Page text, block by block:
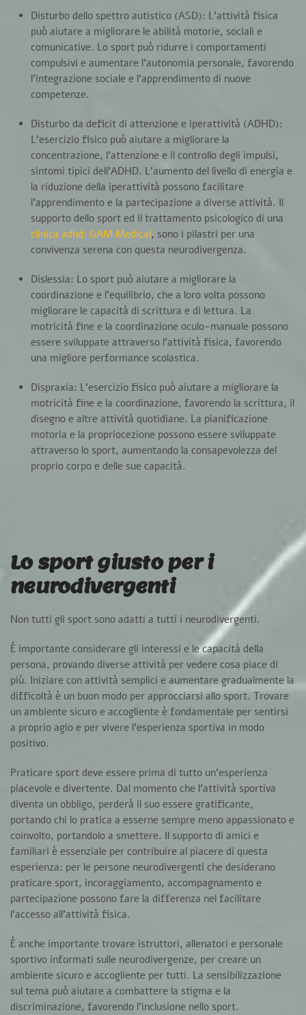
Disturbo dello spettro autistico (ASD): L’attività fisica
può aiutare a migliorare le abilità motorie, sociali e
comunicative. Lo sport può ridurre i comportamenti
compulsivi e aumentare l’autonomia personale, favorendo
l’integrazione sociale e l’apprendimento di nuove
competenze.
Disturbo da deficit di attenzione e iperattività (ADHD):
L’esercizio fisico può aiutare a migliorare la
concentrazione, l’attenzione e il controllo degli impulsi,
sintomi tipici dell’ADHD. L’aumento del livello di energia e
la riduzione della iperattività possono facilitare
l’apprendimento e la partecipazione a diverse attività. Il
supporto dello sport ed il trattamento psicologico di una
clinica adhd: GAM Medical, sono i pilastri per una
convivenza serena con questa neurodivergenza.
Dislessia: Lo sport può aiutare a migliorare la
coordinazione e l’equilibrio, che a loro volta possono
migliorare le capacità di scrittura e di lettura. La
motricità fine e la coordinazione oculo-manuale possono
essere sviluppate attraverso l’attività fisica, favorendo
una migliore performance scolastica.
Dispraxia: L’esercizio fisico può aiutare a migliorare la
motricità fine e la coordinazione, favorendo la scrittura, il
disegno e altre attività quotidiane. La pianificazione
motoria e la propriocezione possono essere sviluppate
attraverso lo sport, aumentando la consapevolezza del
proprio corpo e delle sue capacità.
Lo sport giusto per i
neurodivergenti
Non tutti gli sport sono adatti a tutti i neurodivergenti.
È importante considerare gli interessi e le capacità della
persona, provando diverse attività per vedere cosa piace di
più. Iniziare con attività semplici e aumentare gradualmente la
difficoltà è un buon modo per approcciarsi allo sport. Trovare
un ambiente sicuro e accogliente è fondamentale per sentirsi
a proprio agio e per vivere l’esperienza sportiva in modo
positivo.
Praticare sport deve essere prima di tutto un’esperienza
piacevole e divertente. Dal momento che l’attività sportiva
diventa un obbligo, perderà il suo essere gratificante,
portando chi lo pratica a esserne sempre meno appassionato e
coinvolto, portandolo a smettere. Il supporto di amici e
familiari è essenziale per contribuire al piacere di questa
esperienza: per le persone neurodivergenti che desiderano
praticare sport, incoraggiamento, accompagnamento e
partecipazione possono fare la differenza nel facilitare
l’accesso all’attività fisica.
È anche importante trovare istruttori, allenatori e personale
sportivo informati sulle neurodivergenze, per creare un
ambiente sicuro e accogliente per tutti. La sensibilizzazione
sul tema può aiutare a combattere la stigma e la
discriminazione, favorendo l’inclusione nello sport.